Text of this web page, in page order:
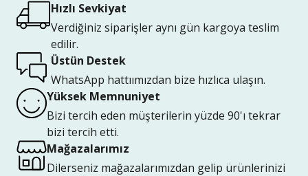
Hızlı Sevkiyat
Verdiğiniz siparişler aynı gün kargoya teslim
edilir.
Üstün Destek
WhatsApp hattıımızdan bize hızlıca ulaşın.
Yüksek Memnuniyet
Bizi tercih eden müşterilerin yüzde 90'ı tekrar
bizi tercih etti.
Mağazalarımız
Dilerseniz mağazalarımızdan gelip ürünlerinizi